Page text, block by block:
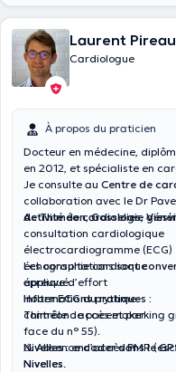
Laurent Pireau
Cardiologue
À propos du praticien
Docteur en médecine,
en 2012, et spécialiste en
Je consulte au Centre de
collaboration avec le Dr
de Thiméon,Gosselies,
Activité de cardiologie
consultation cardiologique
électrocardiogramme (ECG)
échographie cardiaque
épreuve d’effort
Holter ECG du rythme
contrôle de pacemaker
Les consultations sont
appliqué.
Informations pratiques :
Thiméon: accès et parking
face du n° 55).
Nivelles:encoder dans le
Nivelles.
⚠️ Absence d’accès PMR
Nivelles.